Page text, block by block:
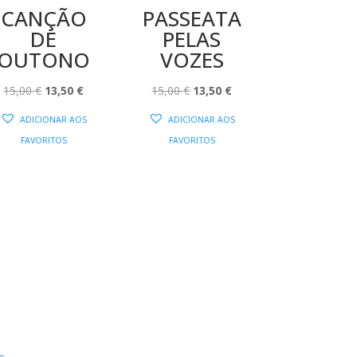
CANÇÃO
DE
15,00€ O
13,50 €O
ADICIONAR AOS
FAVORITOS
PASSEATA
PELAS
VOZES
15,00€ O
13,50 €O
ADICIONAR AOS
FAVORITOS